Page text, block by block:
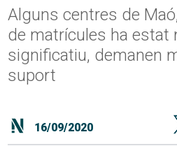
Alguns centres de
de matrícules ha estat
significatiu, demanen
suport
16/09/2020